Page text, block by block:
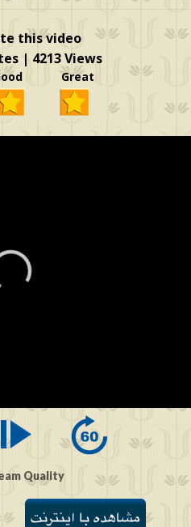
this video
| 4213 Views
Great
Quality